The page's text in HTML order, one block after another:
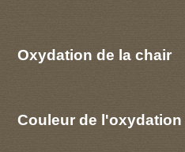
Oxydation de la chair
Couleur de